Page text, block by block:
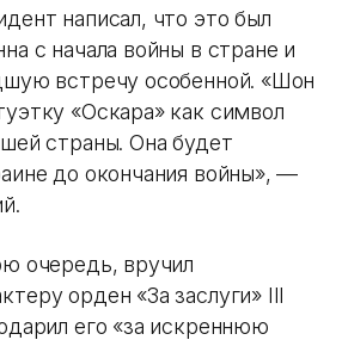
написал, что это был
с начала войны в стране и
встречу особенной. «Шон
«Оскара» как символ
страны. Она будет
до окончания войны», —
очередь, вручил
орден «За заслуги» ІІІ
его «за ​​искреннюю